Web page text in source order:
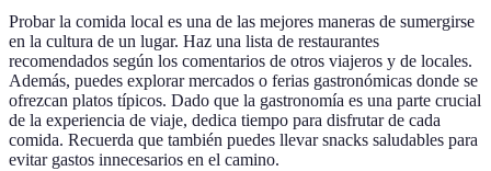
Probar la comida local es una de las mejores maneras de sumergirse
en la cultura de un lugar. Haz una lista de restaurantes
recomendados según los comentarios de otros viajeros y de locales.
Además, puedes explorar mercados o ferias gastronómicas donde se
ofrezcan platos típicos. Dado que la gastronomía es una parte crucial
de la experiencia de viaje, dedica tiempo para disfrutar de cada
comida. Recuerda que también puedes llevar snacks saludables para
evitar gastos innecesarios en el camino.